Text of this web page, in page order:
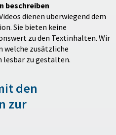
beschreiben
dienen überwiegend dem
Sie bieten keine
zu den Textinhalten. Wir
welche zusätzliche
zu gestalten.
den
zur